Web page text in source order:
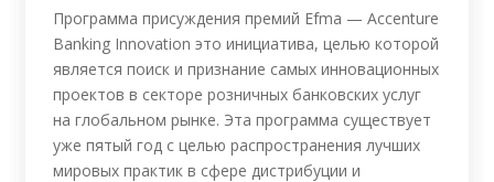
Программа присуждения премий Efma — Accenture
Banking Innovation это инициатива, целью которой
является поиск и признание самых инновационных
проектов в секторе розничных банковских услуг
на глобальном рынке. Эта программа существует
уже пятый год с целью распространения лучших
мировых практик в сфере дистрибуции и